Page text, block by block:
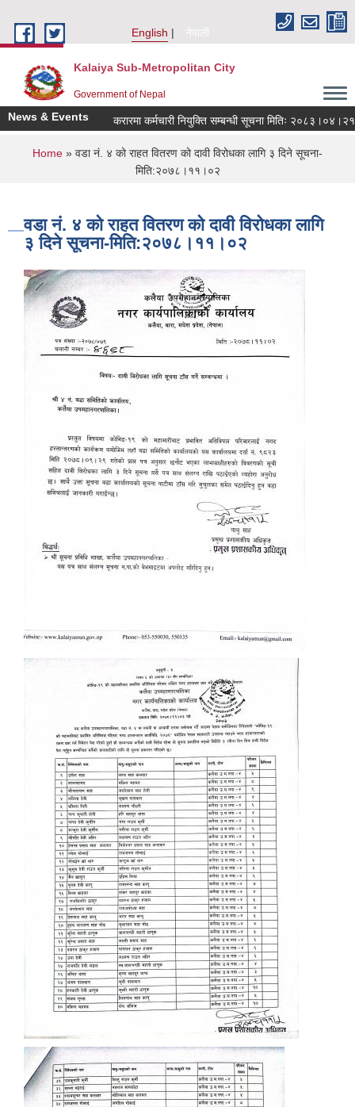
English
नेपाली
Kalaiya Sub-Metropolitan City
Government of Nepal
News & Events करारमा कर्मचारी नियुक्ति सम्बन्धी सूचना मितिः २०८३।०४।२१
You are here
Home » वडा नं. ४ को राहत वितरण को दावी विरोधका लागि ३ दिने सूचना-
मिति:२०७८।११।०२
वडा नं. ४ को राहत वितरण को दावी विरोधका लागि
३ दिने सूचना-मिति:२०७८।११।०२